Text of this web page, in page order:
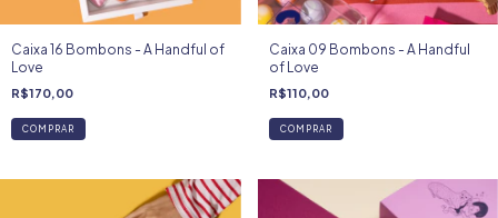
Caixa 16 Bombons - A Handful of
Love
R$170,00
COMPRAR
Caixa 09 Bombons - A Handful
of Love
R$110,00
COMPRAR